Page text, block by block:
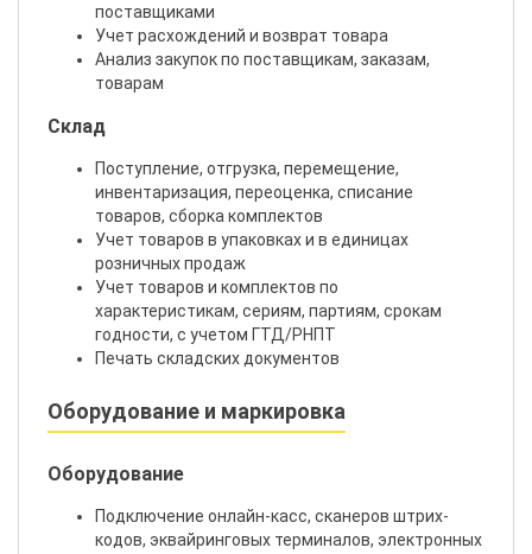
поставщиками
Учет расхождений и возврат товара
Анализ закупок по поставщикам, заказам,
товарам
Склад
Поступление, отгрузка, перемещение,
инвентаризация, переоценка, списание
товаров, сборка комплектов
Учет товаров в упаковках и в единицах
розничных продаж
Учет товаров и комплектов по
характеристикам, сериям, партиям, срокам
годности, с учетом ГТД/РНПТ
Печать складских документов
Оборудование и маркировка
Оборудование
Подключение онлайн-касс, сканеров штрих-
кодов, эквайринговых терминалов, электронных